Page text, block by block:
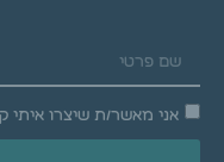
אני מאשר/ת שיצרו